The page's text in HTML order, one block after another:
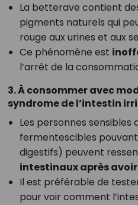
La betterave contient
pigments naturels qui
rouge aux urines et aux
Ce phénomène est
l’arrêt de la
3. À consommer avec
syndrome de l’intestin
Les personnes sensibles
fermentescibles
digestifs) peuvent
intestinaux après
Il est préférable de
pour voir comment